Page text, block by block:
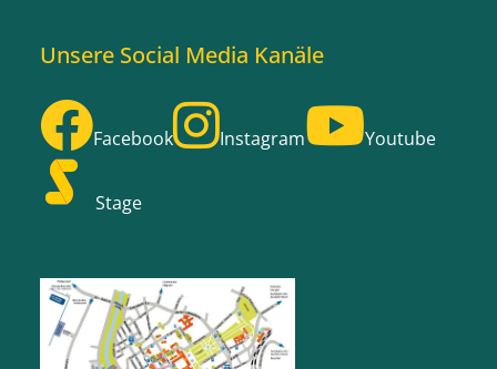
Unsere Social Media Kanäle
Facebook Instagram Youtube
Stage